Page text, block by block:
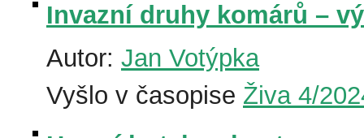
Invazní druhy komárů –
Autor: Jan Votýpka
Vyšlo v časopise Živa 4/